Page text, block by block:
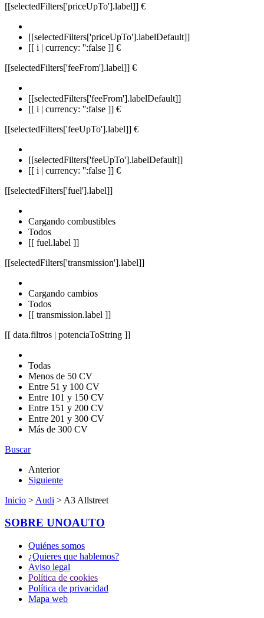
[[selectedFilters['priceUpTo'].label]] €
[[selectedFilters['priceUpTo'].labelDefault]]
[[ i | currency: '':false ]] €
[[selectedFilters['feeFrom'].label]] €
[[selectedFilters['feeFrom'].labelDefault]]
[[ i | currency: '':false ]] €
[[selectedFilters['feeUpTo'].label]] €
[[selectedFilters['feeUpTo'].labelDefault]]
[[ i | currency: '':false ]] €
[[selectedFilters['fuel'].label]]
Cargando combustibles
Todos
[[ fuel.label ]]
[[selectedFilters['transmission'].label]]
Cargando cambios
Todos
[[ transmission.label ]]
[[ data.filtros | potenciaToString ]]
Todas
Menos de 50 CV
Entre 51 y 100 CV
Entre 101 y 150 CV
Entre 151 y 200 CV
Entre 201 y 300 CV
Más de 300 CV
Buscar
Anterior
Siguiente
Inicio > Audi > A3 Allstreet
SOBRE UNOAUTO
Quiénes somos
¿Quieres que hablemos?
Aviso legal
Política de cookies
Política de privacidad
Mapa web